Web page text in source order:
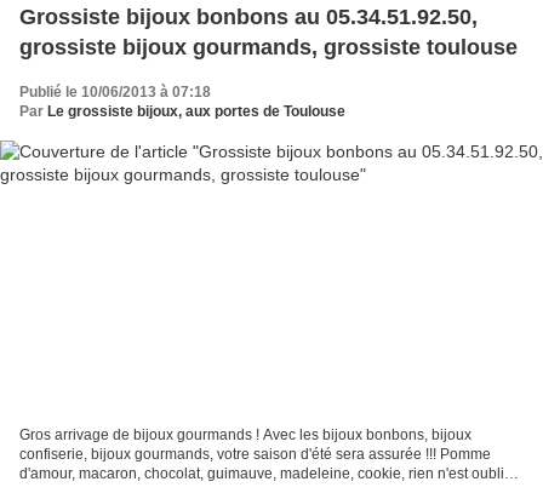
Grossiste bijoux bonbons au 05.34.51.92.50,
grossiste bijoux gourmands, grossiste toulouse
Publié le 10/06/2013 à 07:18
Par Le grossiste bijoux, aux portes de Toulouse
Gros arrivage de bijoux gourmands ! Avec les bijoux bonbons, bijoux
confiserie, bijoux gourmands, votre saison d'été sera assurée !!! Pomme
d'amour, macaron, chocolat, guimauve, madeleine, cookie, rien n'est oublié !